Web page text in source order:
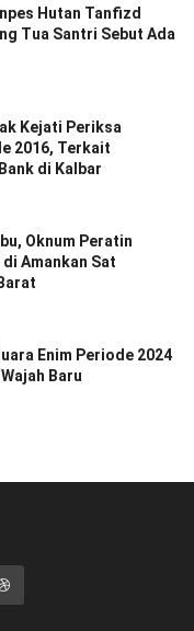
Hutan Tanfizd
Tua Santri Sebut Ada
Kejati Periksa
2016, Terkait
di Kalbar
Oknum Peratin
Amankan Sat
Enim Periode 2024
Baru